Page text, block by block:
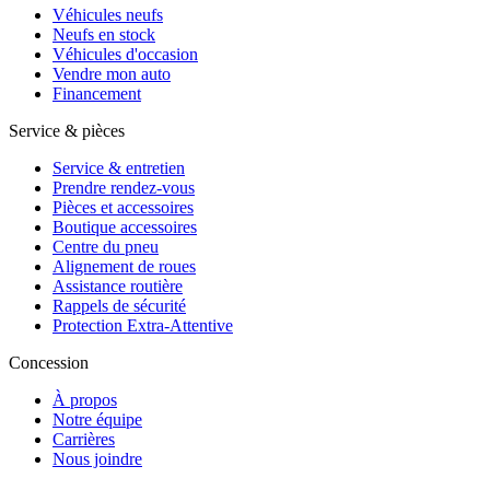
Véhicules neufs
Neufs en stock
Véhicules d'occasion
Vendre mon auto
Financement
Service & pièces
Service & entretien
Prendre rendez-vous
Pièces et accessoires
Boutique accessoires
Centre du pneu
Alignement de roues
Assistance routière
Rappels de sécurité
Protection Extra-Attentive
Concession
À propos
Notre équipe
Carrières
Nous joindre